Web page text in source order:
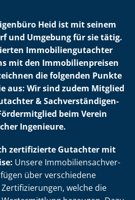
Heid ist mit seinem
und Umgebung für sie tätig.
Im­mo­bi­li­en­gut­ach­ter
mit den Im­mo­bi­li­en­prei­sen
die folgenden Punkte
aus: Wir sind zudem Mitglied
& Sach­ver­stän­di­gen­
beim Verein
Ingenieure.
zertifizierte Gutachter mit
Unsere Im­mo­bi­li­en­sach­ver­
über verschiedene
welche die